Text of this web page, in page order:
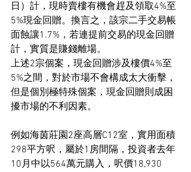
日）計，現時賣樓有機會趕及領取4%至
5%現金回贈。換言之，該宗二手交易帳
面蝕讓1.7%，若連提前交易的現金回贈
計，實質是賺錢離場。
上述2宗個案，現金回贈涉及樓價4%至
5%之間，對於市場不會構成太大衝擊，
但是個別極特殊個案，現金回贈則成困
擾市場的不利因素。
例如海茵莊園2座高層C12室，實用面積
298平方呎，屬於1房間隔，投資者去年
10月中以564萬元購入，呎價18,930